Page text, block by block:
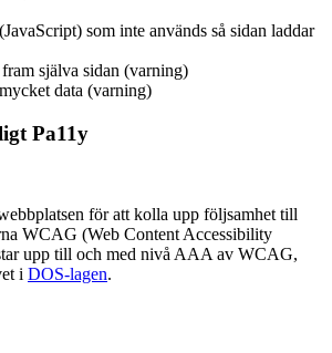
som inte används så sidan laddar
själva sidan (varning)
data (varning)
Pa11y
för att kolla upp följsamhet till
WCAG (Web Content Accessibility
upp till och med nivå AAA av WCAG,
i DOS-lagen.